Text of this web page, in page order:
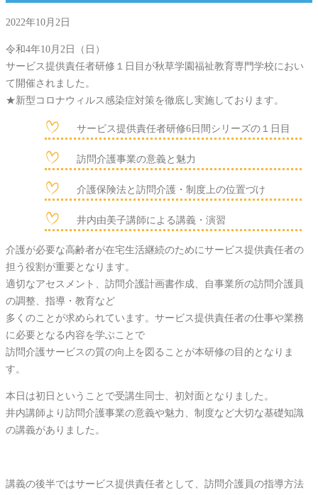
2022年10月2日
令和4年10月2日（日）
サービス提供責任者研修１日目が秋草学園福祉教育専門学校におい
て開催されました。
★新型コロナウィルス感染症対策を徹底し実施しております。
サービス提供責任者研修6日間シリーズの１日目
訪問介護事業の意義と魅力
介護保険法と訪問介護・制度上の位置づけ
井内由美子講師による講義・演習
介護が必要な高齢者が在宅生活継続のためにサービス提供責任者の
担う役割が重要となります。
適切なアセスメント、訪問介護計画書作成、自事業所の訪問介護員
の調整、指導・教育など
多くのことが求められています。サービス提供責任者の仕事や業務
に必要となる内容を学ぶことで
訪問介護サービスの質の向上を図ることが本研修の目的となりま
す。
本日は初日ということで受講生同士、初対面となりました。
井内講師より訪問介護事業の意義や魅力、制度など大切な基礎知識
の講義がありました。
講義の後半ではサービス提供責任者として、訪問介護員の指導方法